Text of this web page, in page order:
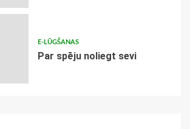
E-LŪGŠANAS
Par spēju noliegt sevi